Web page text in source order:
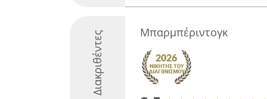
Διακριθέντες Μπαρμπέριντογκ